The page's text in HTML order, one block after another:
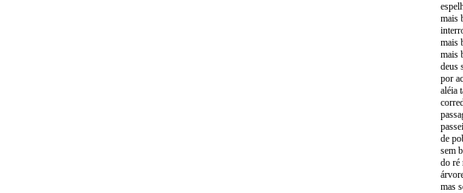
mais
mais
mais
deus
por
aléia
de
sem
do ré
mas